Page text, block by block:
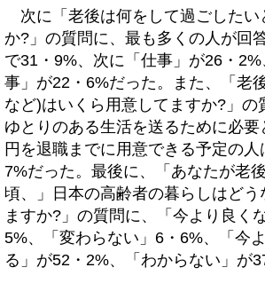
次に「老後は何をして過ごしたい
か?」の質問に、最も多くの人が回
で31・9%、次に「仕事」が26・
事」が22・6%だった。また、「老
など)はいくら用意してますか?」の
ゆとりのある生活を送るために必
円を退職までに用意できる予定の人
7%だった。最後に、「あなたが老
頃、」日本の高齢者の暮らしはどう
ますか?」の質問に、「今より良く
5%、「変わらない」6・6%、「今
る」が52・2%、「わからない」が